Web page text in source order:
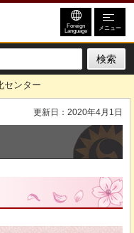
Foreign
Language メニュー
センター
更新日：2020年4月1日